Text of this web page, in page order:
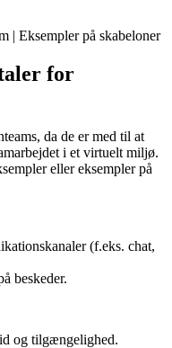
| Eksempler på skabeloner
for
da de er med til at
i et virtuelt miljø.
eller eksempler på
(f.eks. chat,
beskeder.
og tilgængelighed.